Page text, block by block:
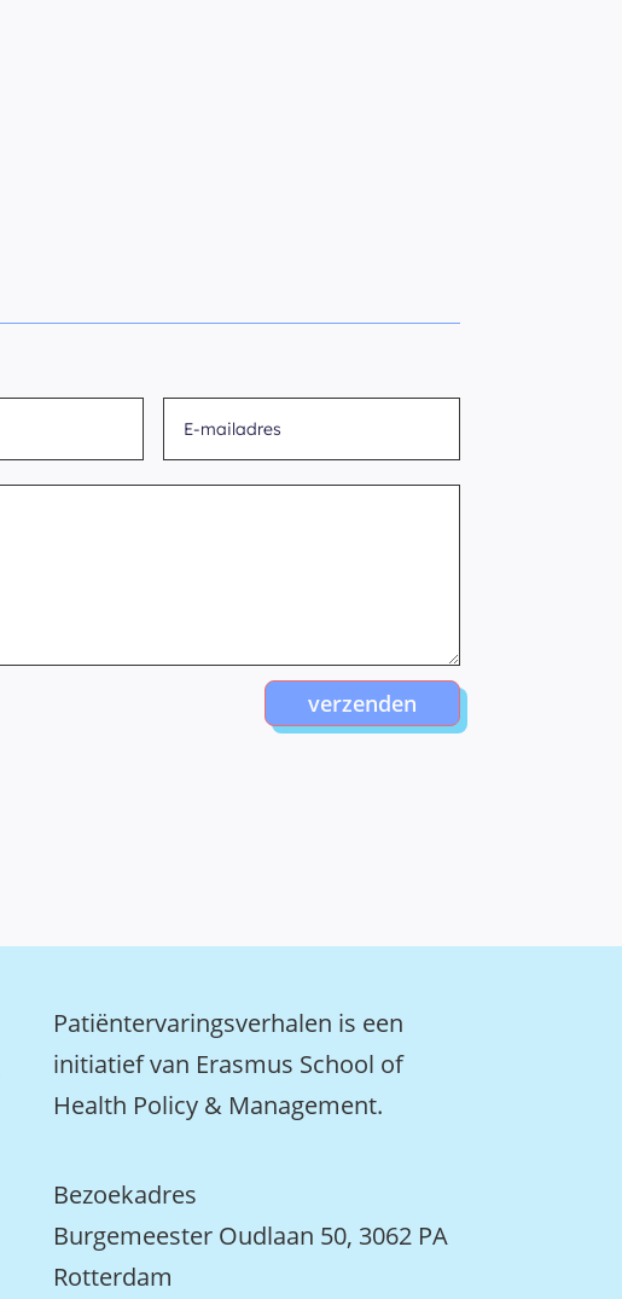
verzenden
Patiëntervaringsverhalen is een
initiatief van Erasmus School of
Health Policy & Management.
Bezoekadres
Burgemeester Oudlaan 50, 3062 PA
Rotterdam